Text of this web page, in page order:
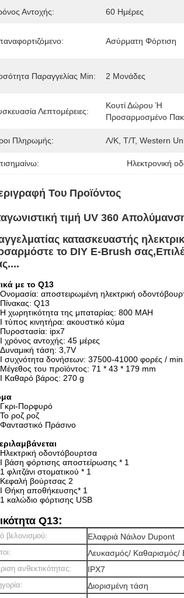
Αντοχής: 60 Ημέρες
Ασύρματη Φόρτιση
Παραγγελίας Min: 2 Μονάδες
Λεπτομέρειες:
Κουτί Δώρου Ή
Προσαρμοσμένο
Πληρωμής: Λ/Κ, Τ/Τ, Western
Ηλεκτρονική
Του Προϊόντος
τιμή UV 360
κατασκευαστής
το DIY E-Brush σας,
με το Q13
Ονομασία: αποστειρωμένη ηλεκτρική
Πίνακας: Q13
Η χωρητικότητα της μπαταρίας: 800 MAH
Ι τύπος κινητήρα: ακουστικό κύμα
Πυροστασία: ipx7
Ι χρόνος αντοχής: 45 μέρες
Δυναμική τάση: 3,7V
Ι συχνότητα δονήσεων: 37500-41000 φορές / min
Μέγεθος του προϊόντος: 71 * 43 * 179 mm
Ι Καθαρό βάρος: 270 g
Γκρι-Πορφυρό
Το ροζ ροζ
Φανταστικό Πράσινο
Ηλεκτρική οδοντόβουρτσα
Ι βάση φόρτισης αποστείρωσης * 1
1 φλιτζάνι στοματικού * 1
Κεφαλή βούρτσας 2
Ι Θήκη αποθήκευσης* 1
1 καλώδιο φόρτισης USB
Q13:
βελονισμού: Ελαφριά Νάιλον Dupont
Λευκασμός/ Καθαρισμός/
ανθεκτικότητας: IPX7
Διορισμένη τάση